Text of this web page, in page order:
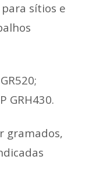
sítios e
GRH430.
gramados,